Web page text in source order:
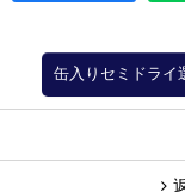
缶入りセミドライ